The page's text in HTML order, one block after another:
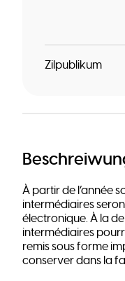
Zilpublikum
À partir de l’année
intermédiaires
électronique. À la
intermédiaires
remis sous forme
conserver dans la